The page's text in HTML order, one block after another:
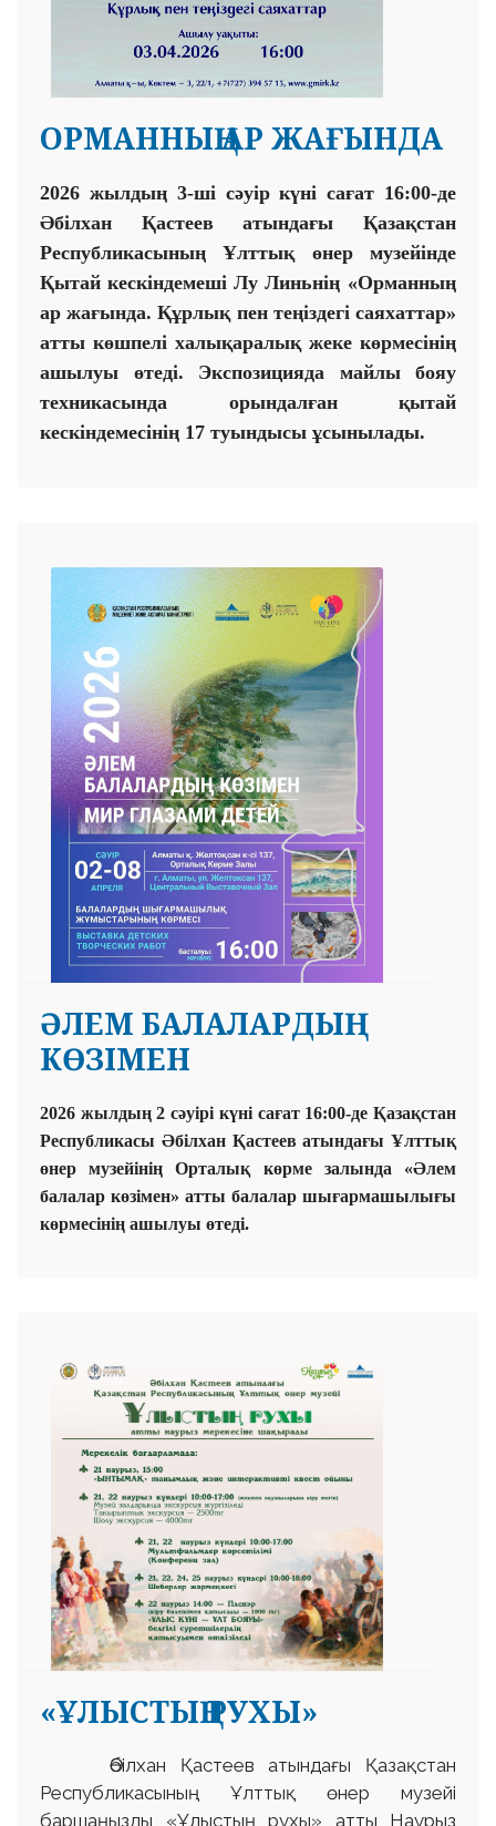
ОРМАННЫҢ АР ЖАҒЫНДА
2026 жылдың 3-ші сәуір күні сағат 16:00-де
Әбілхан Қастеев атындағы Қазақстан
Республикасының Ұлттық өнер музейінде
Қытай кескіндемеші Лу Линьнің «Орманның
ар жағында. Құрлық пен теңіздегі саяхаттар»
атты көшпелі халықаралық жеке көрмесінің
ашылуы өтеді. Экспозицияда майлы бояу
техникасында орындалған қытай
кескіндемесінің 17 туындысы ұсынылады.
ӘЛЕМ БАЛАЛАРДЫҢ
КӨЗІМЕН
2026 жылдың 2 сәуірі күні сағат 16:00-де Қазақстан
Республикасы Әбілхан Қастеев атындағы Ұлттық
өнер музейінің Орталық көрме залында «Әлем
балалар көзімен» атты балалар шығармашылығы
көрмесінің ашылуы өтеді.
«ҰЛЫСТЫҢ РУХЫ»
Әбілхан Қастеев атындағы Қазақстан
Республикасының Ұлттық өнер музейі
баршаңызды «Ұлыстың рухы» атты Наурыз